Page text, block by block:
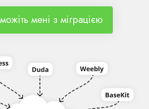
мені з міграцією